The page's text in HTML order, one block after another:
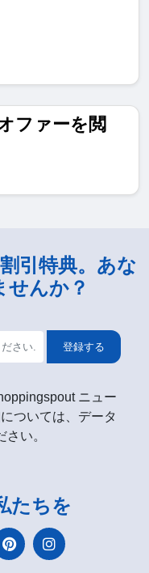
ファーを閲
引特典。あな
せんか？
登録する
ニュー
ついては、データ
い。
たちを